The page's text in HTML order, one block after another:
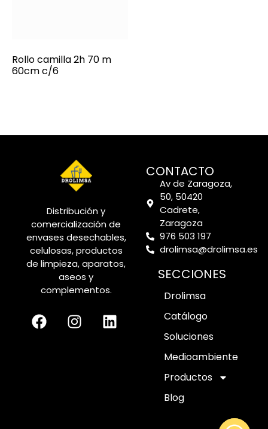
Rollo camilla 2h 70 m
60cm c/6
Distribución y
comercialización de
envases desechables,
celulosas, productos
de limpieza, aparatos,
aseos y
complementos.
CONTACTO
Av de Zaragoza,
50, 50420
Cadrete,
Zaragoza
976 503 197
drolimsa@drolimsa.es
SECCIONES
Drolimsa
Catálogo
Soluciones
Medioambiente
Productos
Blog